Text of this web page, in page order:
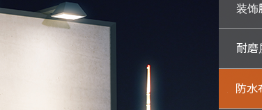
装饰
耐磨
防水